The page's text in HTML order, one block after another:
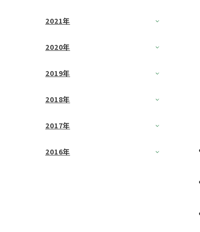
2021年
2020年
2019年
2018年
2017年
2016年